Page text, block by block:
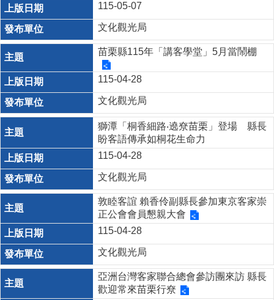
115-05-07
文化觀光局
苗栗縣115年「講客學堂」5月當鬧棚
115-04-28
文化觀光局
獅潭「桐香細路‧遶尞苗栗」登場 縣長
盼客語傳承如桐花生命力
115-04-28
文化觀光局
敦睦客誼 賴香伶副縣長參加東京客家崇
正公會會員懇親大會
115-04-28
文化觀光局
亞洲台灣客家聯合總會參訪團來訪 縣長
歡迎常來苗栗行尞